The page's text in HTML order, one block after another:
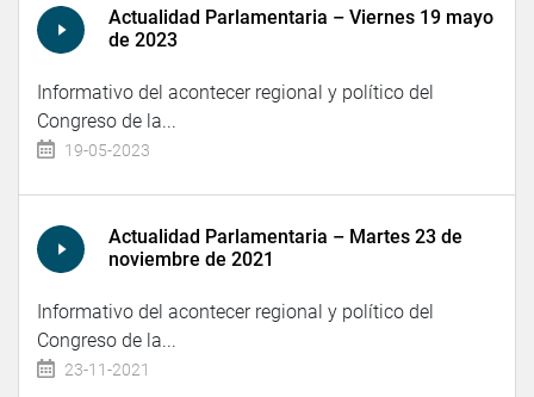
Actualidad Parlamentaria – Viernes 19 mayo
de 2023
Informativo del acontecer regional y político del
Congreso de la...
19-05-2023
Actualidad Parlamentaria – Martes 23 de
noviembre de 2021
Informativo del acontecer regional y político del
Congreso de la...
23-11-2021